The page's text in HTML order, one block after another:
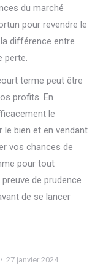
du marché
pour revendre le
différence entre
perte.
terme peut être
profits. En
le
le bien et en vendant
vos chances de
pour tout
de prudence
de se lancer
27 janvier 2024